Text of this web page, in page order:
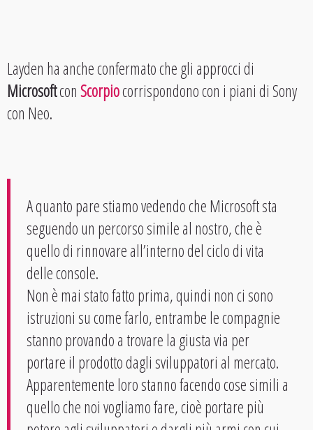
Layden ha anche confermato che gli approcci di
MicrosoftconScorpiocorrispondono con i piani di Sony
con Neo.
A quanto pare stiamo vedendo che Microsoft sta
seguendo un percorso simile al nostro, che è
quello di rinnovare all’interno del ciclo di vita
delle console.
Non è mai stato fatto prima, quindi non ci sono
istruzioni su come farlo, entrambe le compagnie
stanno provando a trovare la giusta via per
portare il prodotto dagli sviluppatori al mercato.
Apparentemente loro stanno facendo cose simili a
quello che noi vogliamo fare, cioè portare più